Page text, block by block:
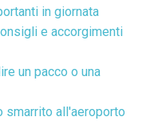
in giornata
e accorgimenti
un pacco o una
smarrito all'aeroporto